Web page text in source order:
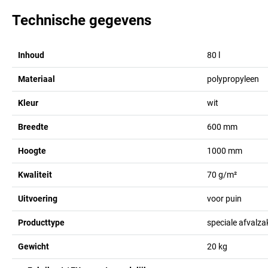
Technische gegevens
Inhoud 80
Materiaal polypropyleen
Kleur wit
Breedte 600 mm
Hoogte 1000 mm
Kwaliteit 70 g/m²
Uitvoering voor puin
Producttype speciale
Gewicht 20 kg